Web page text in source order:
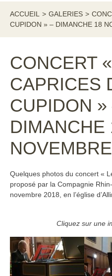
ACCUEIL > GALERIES >
CUPIDON » – DIMANCHE 18
CONCERT
CAPRICES
CUPIDON »
DIMANCHE
Quelques photos du concert «
proposé par la Compagnie
novembre 2018, en l’église
Cliquez sur une